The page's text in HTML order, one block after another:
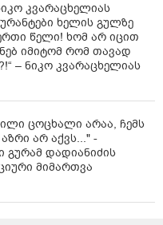
კვარაცხელიას
ხელის გულზე
წელი! ხომ არ იცით
იმიტომ რომ თავად
– ნიკო კვარაცხელიას
ცოცხალი არაა, ჩემს
არ აქვს..." -
გურამ დადიანიძის
მიმართვა